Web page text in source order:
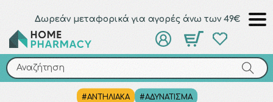
Δωρεάν μεταφορικά για αγορές άνω των 49€
Αναζήτηση
#ΑΝΤΗΛΙΑΚΑ #ΑΔΥΝΑΤΙΣΜΑ
Αναζήτηση